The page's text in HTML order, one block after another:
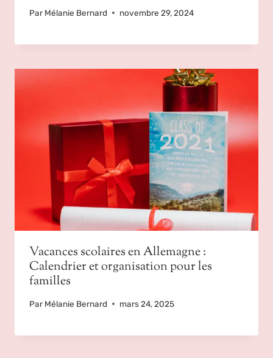
Par Mélanie Bernard novembre 29, 2024
Vacances scolaires en Allemagne :
Calendrier et organisation pour les
familles
Par Mélanie Bernard mars 24, 2025